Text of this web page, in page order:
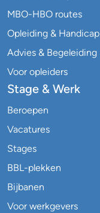
MBO-HBO routes
Opleiding & Handicap
Advies & Begeleiding
Voor opleiders
Stage & Werk
Beroepen
Vacatures
Stages
BBL-plekken
Bijbanen
Voor werkgevers